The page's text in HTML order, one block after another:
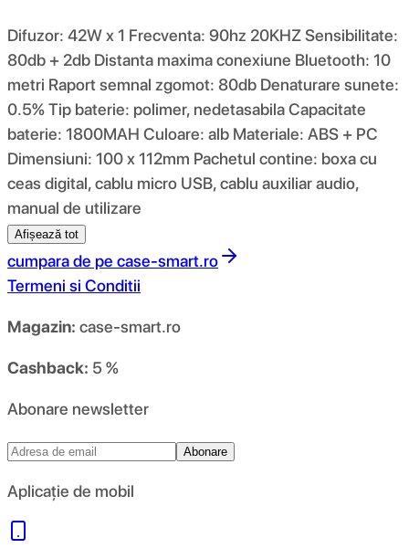
Difuzor: 42W x 1 Frecventa: 90hz 20KHZ Sensibilitate:
80db + 2db Distanta maxima conexiune Bluetooth: 10
metri Raport semnal zgomot: 80db Denaturare sunete:
0.5% Tip baterie: polimer, nedetasabila Capacitate
baterie: 1800MAH Culoare: alb Materiale: ABS + PC
Dimensiuni: 100 x 112mm Pachetul contine: boxa cu
ceas digital, cablu micro USB, cablu auxiliar audio,
manual de utilizare
Afișează tot
cumpara de pe case-smart.ro
Termeni si Conditii
Magazin: case-smart.ro
Cashback: 5 %
Abonare newsletter
Abonare
Aplicație de mobil